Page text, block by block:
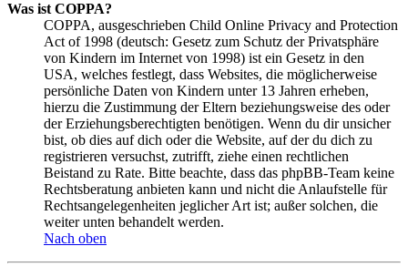
Was ist COPPA?
COPPA, ausgeschrieben Child Online Privacy and Protection
Act of 1998 (deutsch: Gesetz zum Schutz der Privatsphäre
von Kindern im Internet von 1998) ist ein Gesetz in den
USA, welches festlegt, dass Websites, die möglicherweise
persönliche Daten von Kindern unter 13 Jahren erheben,
hierzu die Zustimmung der Eltern beziehungsweise des oder
der Erziehungsberechtigten benötigen. Wenn du dir unsicher
bist, ob dies auf dich oder die Website, auf der du dich zu
registrieren versuchst, zutrifft, ziehe einen rechtlichen
Beistand zu Rate. Bitte beachte, dass das phpBB-Team keine
Rechtsberatung anbieten kann und nicht die Anlaufstelle für
Rechtsangelegenheiten jeglicher Art ist; außer solchen, die
weiter unten behandelt werden.
Nach oben